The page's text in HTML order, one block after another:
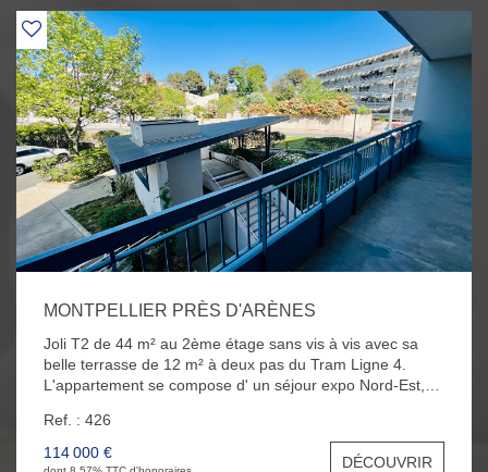
MONTPELLIER PRÈS D'ARÈNES
Joli T2 de 44 m² au 2ème étage sans vis à vis avec sa
belle terrasse de 12 m² à deux pas du Tram Ligne 4.
L'appartement se compose d' un séjour expo Nord-Est,
d'une salle d'eau et d'un WC . Vous bénéficierez
également d'un garage en extérieur et d'une cave au
sous-sol.
Ref. : 426
114 000 €
DÉCOUVRIR